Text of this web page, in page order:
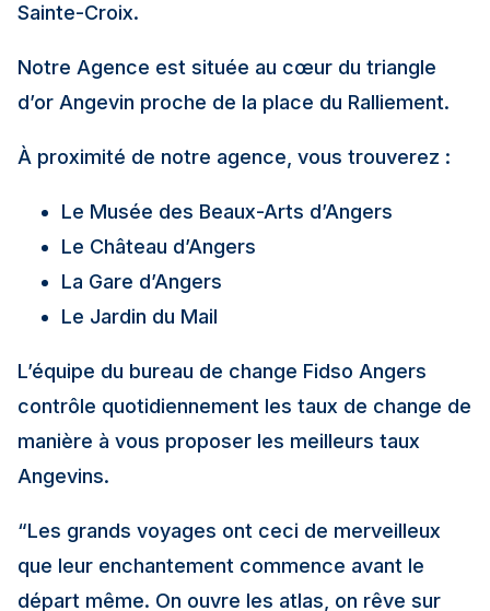
Sainte-Croix.
Notre Agence est située au cœur du triangle
d’or Angevin proche de la place du Ralliement.
À proximité de notre agence, vous trouverez :
Le Musée des Beaux-Arts d’Angers
Le Château d’Angers
La Gare d’Angers
Le Jardin du Mail
L’équipe du bureau de change Fidso Angers
contrôle quotidiennement les taux de change de
manière à vous proposer les meilleurs taux
Angevins.
“Les grands voyages ont ceci de merveilleux
que leur enchantement commence avant le
départ même. On ouvre les atlas, on rêve sur